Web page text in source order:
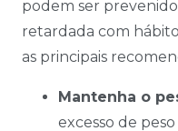
podem ser
retardada com
as principais
Mantenha o
excesso de